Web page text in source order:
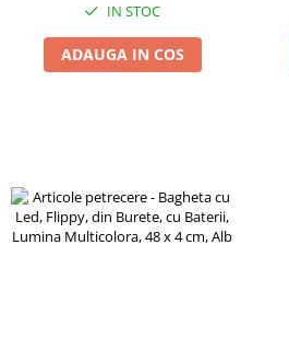
Zdrobitoare electrice
Zdrobitoare electrice & manuale
Sere si solarii
Suflante si aspiratoare exterior
IN STOC
ADAUGA IN COS